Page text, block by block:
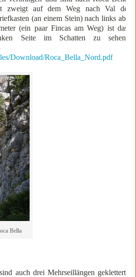
zweigt auf dem Weg nach Val de
(an einem Stein) nach links ab.
(ein paar Fincas am Weg) ist das
Seite im Schatten zu sehen.
Download/Roca_Bella_Nord.pdf
Bella
auch drei Mehrseillängen geklettert.